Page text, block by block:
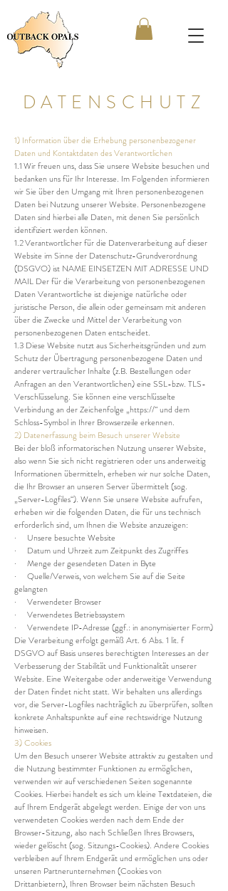
DATENSCHUTZ
1) Information über die Erhebung personenbezogener
Daten und Kontaktdaten des Verantwortlichen
1.1 Wir freuen uns, dass Sie unsere Website besuchen und
bedanken uns für Ihr Interesse. Im Folgenden informieren
wir Sie über den Umgang mit Ihren personenbezogenen
Daten bei Nutzung unserer Website. Personenbezogene
Daten sind hierbei alle Daten, mit denen Sie persönlich
identifiziert werden können.
1.2 Verantwortlicher für die Datenverarbeitung auf dieser
Website im Sinne der Datenschutz-Grundverordnung
(DSGVO) ist NAME EINSETZEN MIT ADRESSE UND
MAIL Der für die Verarbeitung von personenbezogenen
Daten Verantwortliche ist diejenige natürliche oder
juristische Person, die allein oder gemeinsam mit anderen
über die Zwecke und Mittel der Verarbeitung von
personenbezogenen Daten entscheidet.
1.3 Diese Website nutzt aus Sicherheitsgründen und zum
Schutz der Übertragung personenbezogene Daten und
anderer vertraulicher Inhalte (z.B. Bestellungen oder
Anfragen an den Verantwortlichen) eine SSL-bzw. TLS-
Verschlüsselung. Sie können eine verschlüsselte
Verbindung an der Zeichenfolge „https://“ und dem
Schloss-Symbol in Ihrer Browserzeile erkennen.
2) Datenerfassung beim Besuch unserer Website
Bei der bloß informatorischen Nutzung unserer Website,
also wenn Sie sich nicht registrieren oder uns anderweitig
Informationen übermitteln, erheben wir nur solche Daten,
die Ihr Browser an unseren Server übermittelt (sog.
„Server-Logfiles“). Wenn Sie unsere Website aufrufen,
erheben wir die folgenden Daten, die für uns technisch
erforderlich sind, um Ihnen die Website anzuzeigen:
· Unsere besuchte Website
· Datum und Uhrzeit zum Zeitpunkt des Zugriffes
· Menge der gesendeten Daten in Byte
· Quelle/Verweis, von welchem Sie auf die Seite
gelangten
· Verwendeter Browser
· Verwendetes Betriebssystem
· Verwendete IP-Adresse (ggf.: in anonymisierter Form)
Die Verarbeitung erfolgt gemäß Art. 6 Abs. 1 lit. f
DSGVO auf Basis unseres berechtigten Interesses an der
Verbesserung der Stabilität und Funktionalität unserer
Website. Eine Weitergabe oder anderweitige Verwendung
der Daten findet nicht statt. Wir behalten uns allerdings
vor, die Server-Logfiles nachträglich zu überprüfen, sollten
konkrete Anhaltspunkte auf eine rechtswidrige Nutzung
hinweisen.
3) Cookies
Um den Besuch unserer Website attraktiv zu gestalten und
die Nutzung bestimmter Funktionen zu ermöglichen,
verwenden wir auf verschiedenen Seiten sogenannte
Cookies. Hierbei handelt es sich um kleine Textdateien, die
auf Ihrem Endgerät abgelegt werden. Einige der von uns
verwendeten Cookies werden nach dem Ende der
Browser-Sitzung, also nach Schließen Ihres Browsers,
wieder gelöscht (sog. Sitzungs-Cookies). Andere Cookies
verbleiben auf Ihrem Endgerät und ermöglichen uns oder
unseren Partnerunternehmen (Cookies von
Drittanbietern), Ihren Browser beim nächsten Besuch